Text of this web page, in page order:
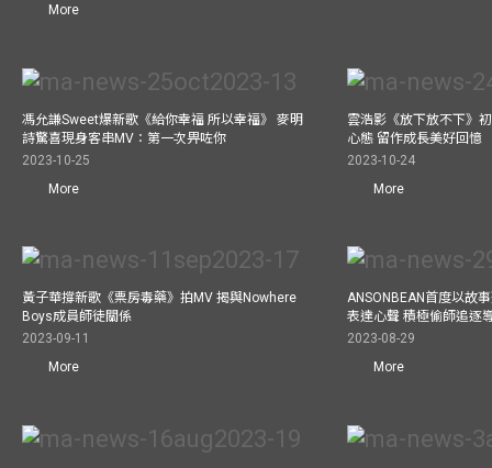
More
馮允謙Sweet爆新歌《給你幸福 所以幸福》 麥明
詩驚喜現身客串MV：第一次畀咗你
2023-10-25
More
雲浩影《放下放不下》
心態 留作成長美好回憶
2023-10-24
More
黃子華撐新歌《票房毒藥》拍MV 揭與Nowhere
Boys成員師徒關係
2023-09-11
More
ANSONBEAN首度以故
表達心聲 積極偷師追逐
2023-08-29
More